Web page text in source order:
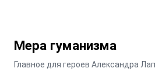
Мера гуманизма
Главное для героев Александра